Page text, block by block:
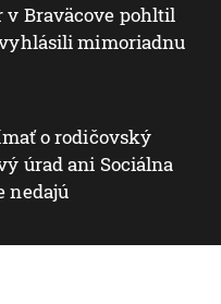
v Braväcove pohltil
mimoriadnu
o rodičovský
úrad ani Sociálna
nedajú